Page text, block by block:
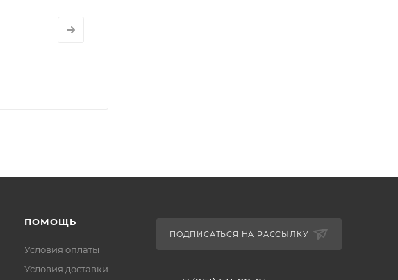
ПОМОЩЬ
Условия оплаты
Условия доставки
ПОДПИСАТЬСЯ НА РАССЫЛКУ